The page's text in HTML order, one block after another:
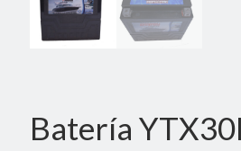
Batería